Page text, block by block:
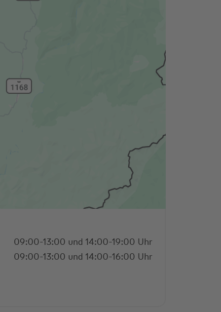
09:00-13:00 und 14:00-19:00 Uhr
09:00-13:00 und 14:00-16:00 Uhr